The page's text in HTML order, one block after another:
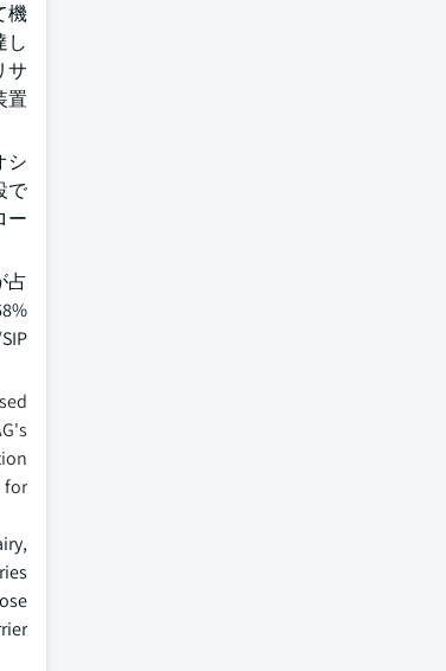
機
し
サ
置
シ
で
ー
占
for